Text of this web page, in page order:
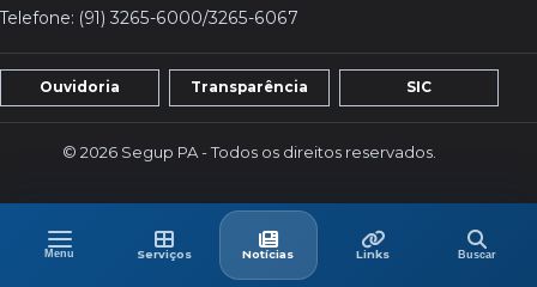
MenuMenu Serviços
ServiçosNotíciasÚltimas
LinksLinks
BuscarBuscar
Telefone: (91) 3265-6000/3265-6067
Ouvidoria Transparência SIC
© 2026 Segup PA - Todos os direitos reservados.